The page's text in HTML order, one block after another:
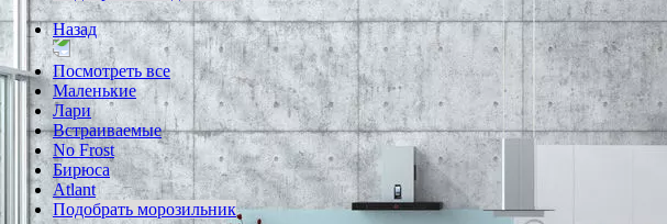
Назад
Посмотреть все
Маленькие
Лари
Встраиваемые
No Frost
Бирюса
Atlant
Подобрать морозильник